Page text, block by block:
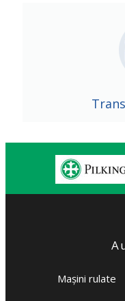
Mașini rulate